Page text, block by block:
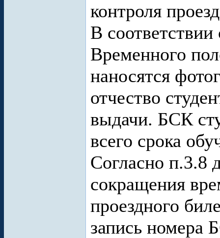
контроля
В
Временного
наносятся
отчество
выдачи. БСК
всего срока
Согласно п.3.8
сокращения
проездного
запись номера